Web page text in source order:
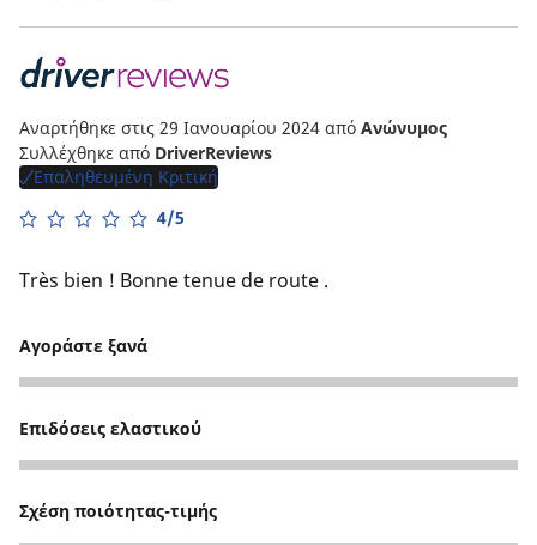
Αναρτήθηκε στις 29 Ιανουαρίου 2024 από Ανώνυμος
Συλλέχθηκε από DriverReviews
Επαληθευμένη Κριτική
4/5
Très bien ! Bonne tenue de route .
Αγοράστε ξανά
4
Επιδόσεις ελαστικού
5
Σχέση ποιότητας-τιμής